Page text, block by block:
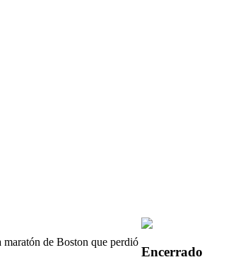
de Boston que perdió
Encerrado